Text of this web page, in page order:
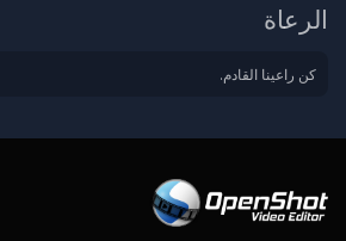
الرعاة
كن راعينا القادم.